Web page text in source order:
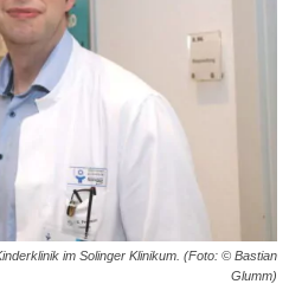
im Solinger Klinikum. (Foto: © Bastian
Glumm)